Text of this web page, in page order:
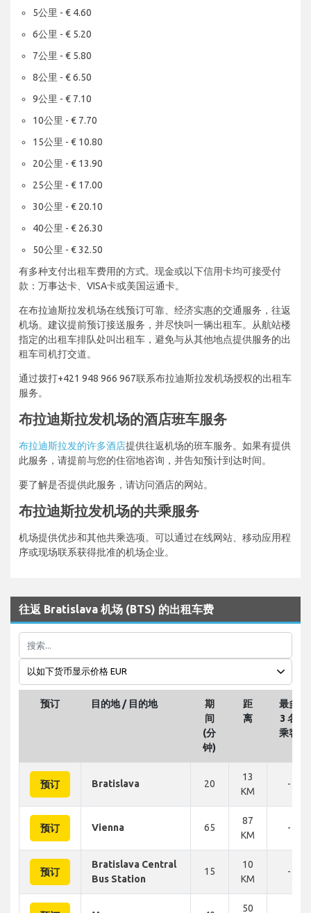
5公里 - € 4.60
6公里 - € 5.20
7公里 - € 5.80
8公里 - € 6.50
9公里 - € 7.10
10公里 - € 7.70
15公里 - € 10.80
20公里 - € 13.90
25公里 - € 17.00
30公里 - € 20.10
40公里 - € 26.30
50公里 - € 32.50
有多种支付出租车费用的方式。现金或以下信用卡均可接受付
款：万事达卡、VISA卡或美国运通卡。
在布拉迪斯拉发机场在线预订可靠、经济实惠的交通服务，往返
机场。建议提前预订接送服务，并尽快叫一辆出租车。从航站楼
指定的出租车排队处叫出租车，避免与从其他地点提供服务的出
租车司机打交道。
通过拨打+421 948 966 967联系布拉迪斯拉发机场授权的出租车
服务。
布拉迪斯拉发机场的酒店班车服务
布拉迪斯拉发的许多酒店提供往返机场的班车服务。如果有提供
此服务，请提前与您的住宿地咨询，并告知预计到达时间。
要了解是否提供此服务，请访问酒店的网站。
布拉迪斯拉发机场的共乘服务
机场提供优步和其他共乘选项。可以通过在线网站、移动应用程
序或现场联系获得批准的机场企业。
往返 Bratislava 机场 (BTS) 的出租车费
预订 目的地 / 目的地
期
间
(分
钟)
距
离
最多
3 名
乘客
预订 Bratislava 20
13
KM
-
预订 Vienna 65
87
KM
-
预订
Bratislava Central
Bus Station
15
10
KM
-
50